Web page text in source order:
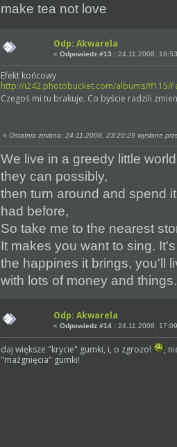
make tea not love
Odp: Akwarela
«Odpowiedz #13 : 24.11.2008,
Efekt końcowy
http://i242.photobucket.com/albums/ff115/
Czegoś mi tu brakuje. Co byście radzili
«Ostatnia zmiana: 24.11.2008, 23:20:29 wysłane
We live in a greedy little
they can possibly,
then turn around and spend
had before,
So take me to the nearest
It makes you want to sing.
the happines it brings, you'll
with lots of money and
Odp: Akwarela
«Odpowiedz #14 : 24.11.2008,
daj większe "krycie" gumki, i, o zgrozo!
,
"maźgnięcia" gumki!